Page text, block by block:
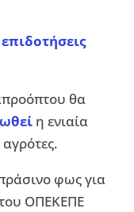
επιδοτήσεις
θα
η ενιαία
φως για
ΟΠΕΚΕΠΕ